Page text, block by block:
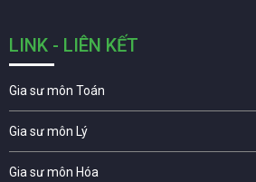
LINK - LIÊN KẾT
Gia sư môn Toán
Gia sư môn Lý
Gia sư môn Hóa